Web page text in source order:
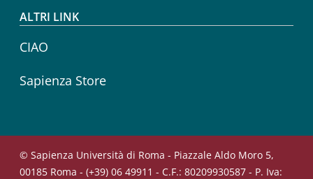
ALTRI LINK
CIAO
Sapienza Store
© Sapienza Università di Roma - Piazzale Aldo Moro 5,
00185 Roma - (+39) 06 49911 - C.F.: 80209930587 - P. Iva: